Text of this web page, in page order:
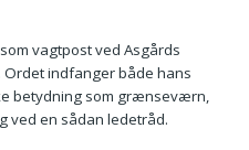
vagtpost ved Asgårds
Ordet indfanger både hans
betydning som grænseværn,
ved en sådan ledetråd.